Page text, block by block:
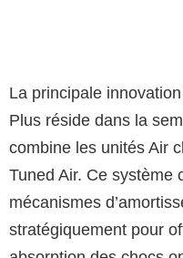
La principale
Plus réside dans la
combine les unités Air
Tuned Air. Ce système
mécanismes
stratégiquement pour